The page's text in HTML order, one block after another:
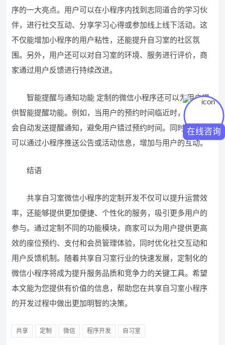
序的一大亮点。用户可以在小程序内找到志同道合的学习伙
伴，进行社交互动、分享学习心得或参加线上线下活动。这
不仅能增加小程序的用户粘性，还能提升自习室的社区氛
围。另外，用户还可以对自习室的环境、服务进行评价，商
家通过用户反馈进行持续改进。
智能提醒与通知功能 定制的微信小程序还可以为用户提
供智能提醒功能。例如，当用户的预约时间临近时，小程序
会自动发送提醒通知，避免用户错过预约时间。同时，商家
可以通过小程序推送公告或活动信息，增加与用户的互动。
结语
共享自习室微信小程序的定制开发不仅可以提升运营效
率，还能够提供更加便捷、个性化的服务，吸引更多用户的
参与。通过定制不同的功能模块，商家可以为用户提供更高
效的座位预约、支付和会员管理体验，同时优化社交互动和
用户反馈机制。随着共享自习室行业的快速发展，定制化的
微信小程序将成为提升服务品质和竞争力的关键工具。希望
本文能为您提供有价值的信息，帮助您在共享自习室小程序
的开发过程中做出更加明智的决策。
共享 定制 微信 程序开发 自习室
在线咨询